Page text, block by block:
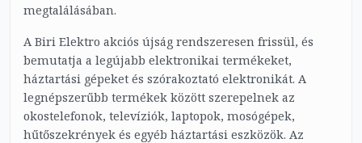
megtalálásában.
A Biri Elektro akciós újság rendszeresen frissül, és
bemutatja a legújabb elektronikai termékeket,
háztartási gépeket és szórakoztató elektronikát. A
legnépszerűbb termékek között szerepelnek az
okostelefonok, televíziók, laptopok, mosógépek,
hűtőszekrények és egyéb háztartási eszközök. Az